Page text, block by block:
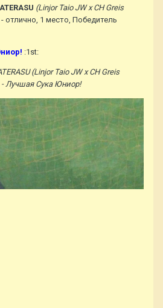
(Linjor Taio JW х CH Greis
- отлично, 1 место, Победитель
:1st:
(Linjor Taio JW х CH Greis
- Лучшая Сука Юниор!